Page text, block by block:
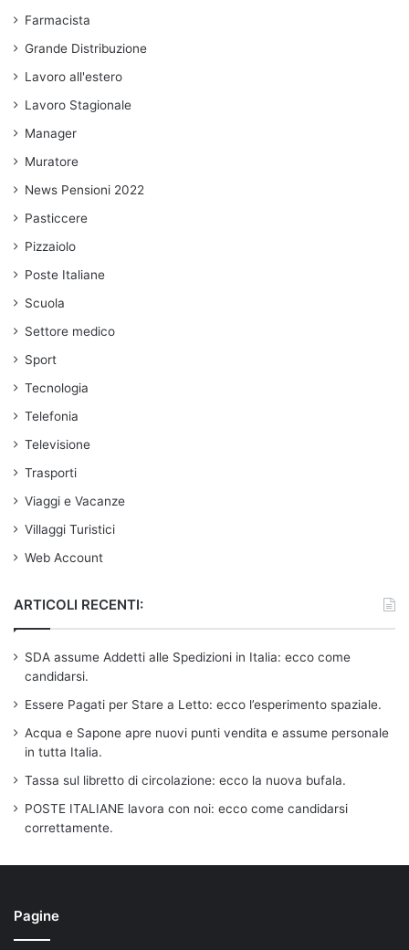
Farmacista
Grande Distribuzione
Lavoro all'estero
Lavoro Stagionale
Manager
Muratore
News Pensioni 2022
Pasticcere
Pizzaiolo
Poste Italiane
Scuola
Settore medico
Sport
Tecnologia
Telefonia
Televisione
Trasporti
Viaggi e Vacanze
Villaggi Turistici
Web Account
ARTICOLI RECENTI:
SDA assume Addetti alle Spedizioni in Italia: ecco come
candidarsi.
Essere Pagati per Stare a Letto: ecco l’esperimento spaziale.
Acqua e Sapone apre nuovi punti vendita e assume personale
in tutta Italia.
Tassa sul libretto di circolazione: ecco la nuova bufala.
POSTE ITALIANE lavora con noi: ecco come candidarsi
correttamente.
Pagine